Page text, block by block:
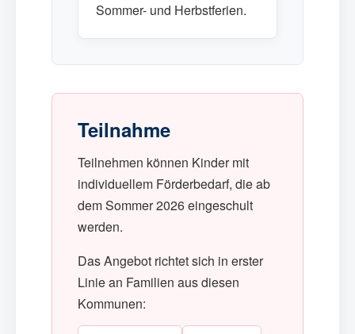
Sommer- und Herbstferien.
Teilnahme
Teilnehmen können Kinder mit
individuellem Förderbedarf, die ab
dem Sommer 2026 eingeschult
werden.
Das Angebot richtet sich in erster
Linie an Familien aus diesen
Kommunen: